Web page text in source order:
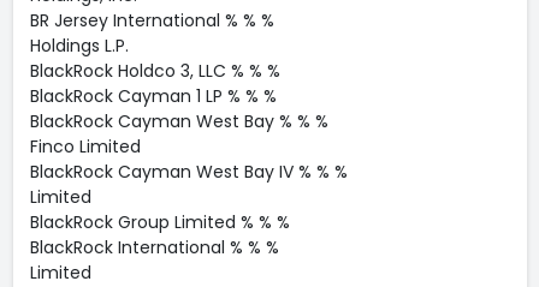
BR Jersey International % % %
Holdings L.P.
BlackRock Holdco 3, LLC % % %
BlackRock Cayman 1 LP % % %
BlackRock Cayman West Bay % % %
Finco Limited
BlackRock Cayman West Bay IV % % %
Limited
BlackRock Group Limited % % %
BlackRock International % % %
Limited